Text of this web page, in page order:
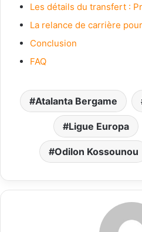
Les détails du transfert :
La relance de carrière
Conclusion
FAQ
Atalanta Bergame
Ligue Europa
Odilon Kossounou